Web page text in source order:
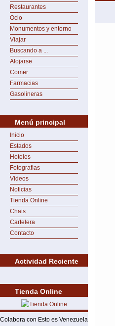
Restaurantes
Ocio
Monumentos y entorno
Viajar
Buscando a ...
Alojarse
Comer
Farmacias
Gasolineras
Menú principal
Inicio
Estados
Hoteles
Fotografías
Videos
Noticias
Tienda Online
Chats
Cartelera
Contacto
Actividad Reciente
Tienda Online
Colabora con Esto es Venezuela